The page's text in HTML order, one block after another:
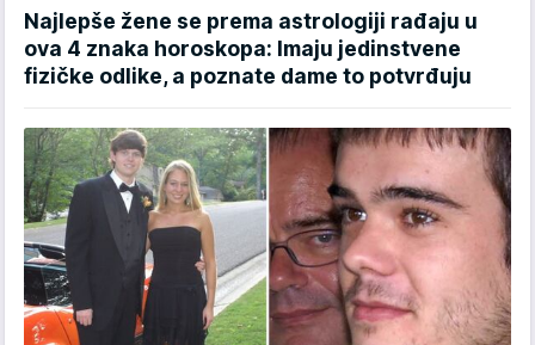
Najlepše žene se prema astrologiji rađaju u
ova 4 znaka horoskopa: Imaju jedinstvene
fizičke odlike, a poznate dame to potvrđuju